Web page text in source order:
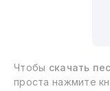
Чтобы скачать
проста нажмите